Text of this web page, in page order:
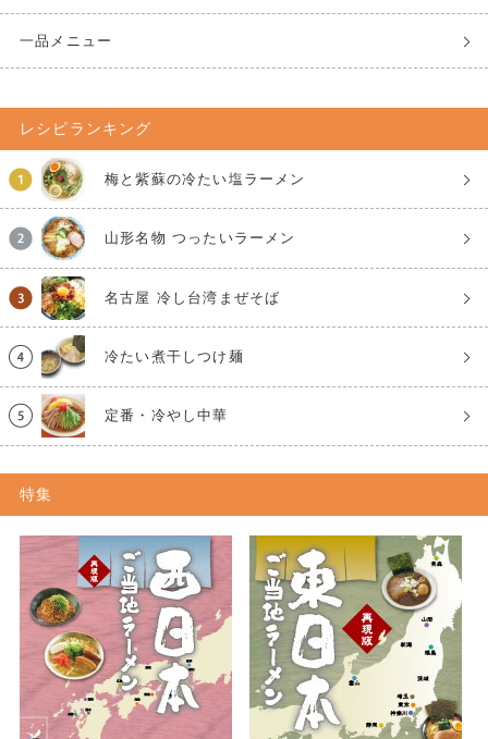
一品メニュー
レシピランキング
梅と紫蘇の冷たい塩ラーメン
山形名物 つったいラーメン
名古屋 冷し台湾まぜそば
冷たい煮干しつけ麺
定番・冷やし中華
特集